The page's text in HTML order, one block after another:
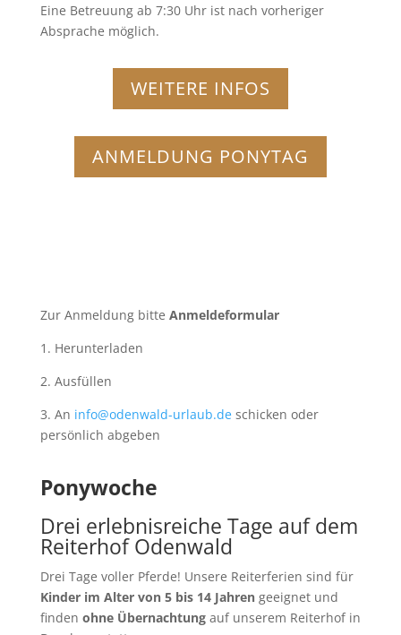
Eine Betreuung ab 7:30 Uhr ist nach vorheriger
Absprache möglich.
WEITERE INFOS
ANMELDUNG PONYTAG
Zur Anmeldung bitte Anmeldeformular
1. Herunterladen
2. Ausfüllen
3. An info@odenwald-urlaub.de schicken oder
persönlich abgeben
Ponywoche
Drei erlebnisreiche Tage auf dem
Reiterhof Odenwald
Drei Tage voller Pferde! Unsere Reiterferien sind für
Kinder im Alter von 5 bis 14 Jahrengeeignet und
finden ohne Übernachtungauf unserem Reiterhof in